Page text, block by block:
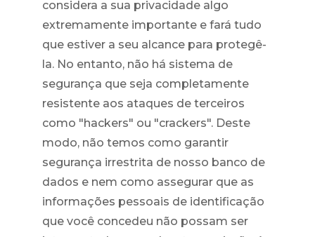
considera a sua privacidade algo
extremamente importante e fará tudo
que estiver a seu alcance para protegê-
la. No entanto, não há sistema de
segurança que seja completamente
resistente aos ataques de terceiros
como "hackers" ou "crackers". Deste
modo, não temos como garantir
segurança irrestrita de nosso banco de
dados e nem como assegurar que as
informações pessoais de identificação
que você concedeu não possam ser